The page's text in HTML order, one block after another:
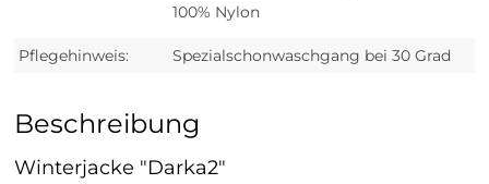
100% Nylon
Pflegehinweis: Spezialschonwaschgang bei 30 Grad
Beschreibung
Winterjacke "Darka2"